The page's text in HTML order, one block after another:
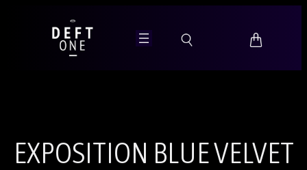
EXPOSITION BLUE VELVET